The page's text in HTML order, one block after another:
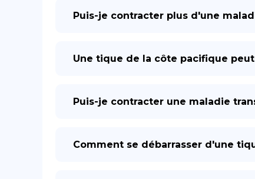
Puis-je contracter plus d'une
Une tique de la côte pacifique
Puis-je contracter une maladie
Comment se débarrasser d'une